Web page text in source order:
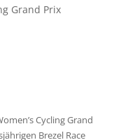
Grand Prix
Cycling Grand
Brezel Race